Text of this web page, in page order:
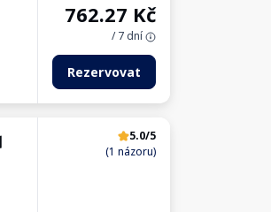
762.27 Kč
/ 7 dní
Rezervovat
5.0/5
(1 názoru)